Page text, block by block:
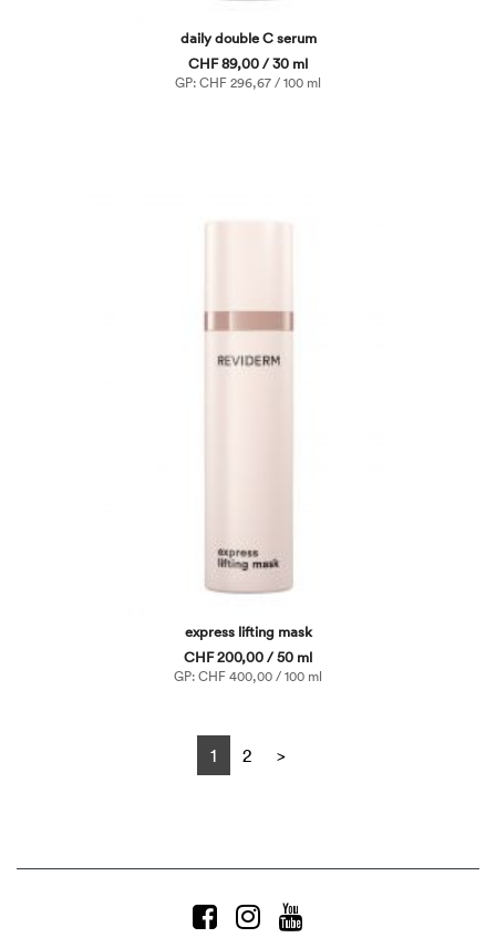
daily double C serum
CHF 89,00 / 30 ml
GP: CHF 296,67 / 100 ml
express lifting mask
CHF 200,00 / 50 ml
GP: CHF 400,00 / 100 ml
1 2 >Next